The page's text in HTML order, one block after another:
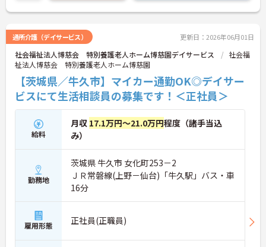
通所介護（デイサービス） 更新日：2026年06月01日
社会福祉法人博慈会 特別養護老人ホーム博慈園デイサービス
社会福
祉法人博慈会 特別養護老人ホーム博慈園
【茨城県／牛久市】マイカー通勤OK◎デイサー
ビスにて生活相談員の募集です！＜正社員＞
給料
月収 17.1万円～21.0万円程度（諸手当込
み）
勤務地
茨城県 牛久市 女化町253－2
ＪＲ常磐線(上野－仙台)「牛久駅」バス・車
16分
雇用形態 正社員(正職員)